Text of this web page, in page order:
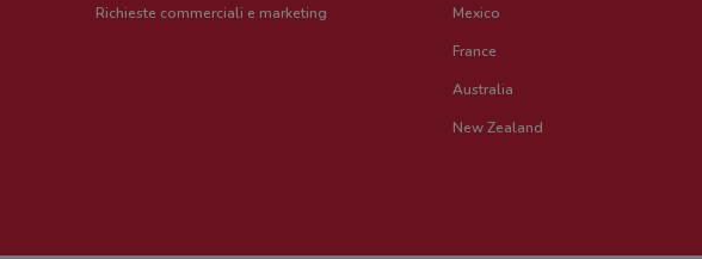
Richieste commerciali e marketing
Mexico
France
Australia
New Zealand